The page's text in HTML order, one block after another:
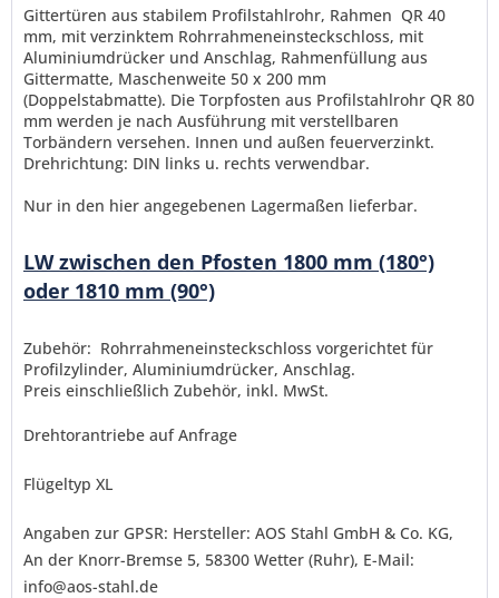
Ich habe dieDatenschutzerklärunggelesen,
Mit * gekennzeichnete Felder sind Pflichtfelder.
Senden
Gittertüren aus stabilem Profilstahlrohr, Rahmen QR 40
mm, mit verzinktem Rohrrahmeneinsteckschloss, mit
Aluminiumdrücker und Anschlag, Rahmenfüllung aus
Gittermatte, Maschenweite 50 x 200 mm
(Doppelstabmatte). Die Torpfosten aus Profilstahlrohr QR 80
mm werden je nach Ausführung mit verstellbaren
Torbändern versehen. Innen und außen feuerverzinkt.
Drehrichtung: DIN links u. rechts verwendbar.
Nur in den hier angegebenen Lagermaßen lieferbar.
LW zwischen den Pfosten 1800 mm (180°)
oder 1810 mm (90°)
Zubehör: Rohrrahmeneinsteckschloss vorgerichtet für
Profilzylinder, Aluminiumdrücker, Anschlag.
Preis einschließlich Zubehör, inkl. MwSt.
Drehtorantriebe auf Anfrage
Flügeltyp XL
Angaben zur GPSR: Hersteller: AOS Stahl GmbH & Co. KG,
An der Knorr-Bremse 5, 58300 Wetter (Ruhr), E-Mail:
info@aos-stahl.de